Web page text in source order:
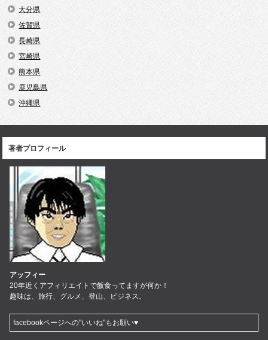
大分県
佐賀県
長崎県
宮崎県
熊本県
鹿児島県
沖縄県
著者プロフィール
アッフィー
20年近くアフィリエイトで飯食ってますが何か！
趣味は、旅行、グルメ、登山、ビジネス。
facebookページへの"いいね"もお願い♥